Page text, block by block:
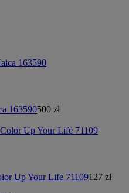
163590500 zł
Up Your Life 71109127 zł